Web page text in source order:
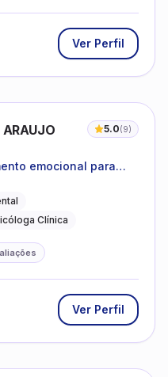
Ver Perfil
DE ARAUJO 5.0(9)
emocional para
Clínica
Ver Perfil